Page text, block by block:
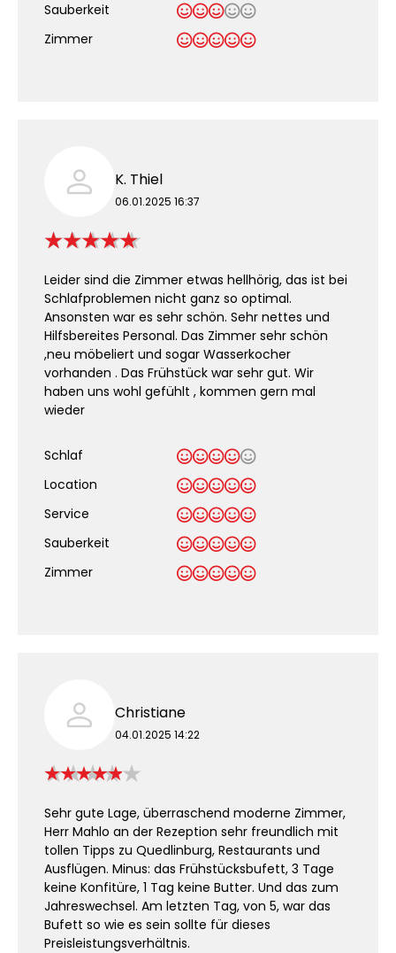
Sauberkeit
Zimmer
K. Thiel
06.01.2025 16:37
Leider sind die Zimmer etwas hellhörig, das ist bei
Schlafproblemen nicht ganz so optimal.
Ansonsten war es sehr schön. Sehr nettes und
Hilfsbereites Personal. Das Zimmer sehr schön
,neu möbeliert und sogar Wasserkocher
vorhanden . Das Frühstück war sehr gut. Wir
haben uns wohl gefühlt , kommen gern mal
wieder
Schlaf
Location
Service
Sauberkeit
Zimmer
Christiane
04.01.2025 14:22
Sehr gute Lage, überraschend moderne Zimmer,
Herr Mahlo an der Rezeption sehr freundlich mit
tollen Tipps zu Quedlinburg, Restaurants und
Ausflügen. Minus: das Frühstücksbufett, 3 Tage
keine Konfitüre, 1 Tag keine Butter. Und das zum
Jahreswechsel. Am letzten Tag, von 5, war das
Bufett so wie es sein sollte für dieses
Preisleistungsverhältnis.